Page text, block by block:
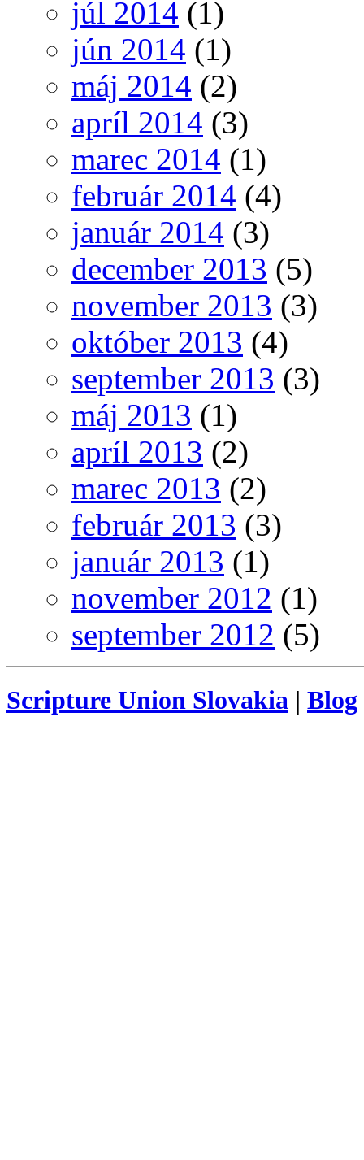
júl 2014 (1)
jún 2014 (1)
máj 2014 (2)
apríl 2014 (3)
marec 2014 (1)
február 2014 (4)
január 2014 (3)
december 2013 (5)
november 2013 (3)
október 2013 (4)
september 2013 (3)
máj 2013 (1)
apríl 2013 (2)
marec 2013 (2)
február 2013 (3)
január 2013 (1)
november 2012 (1)
september 2012 (5)
Scripture Union Slovakia | Blog